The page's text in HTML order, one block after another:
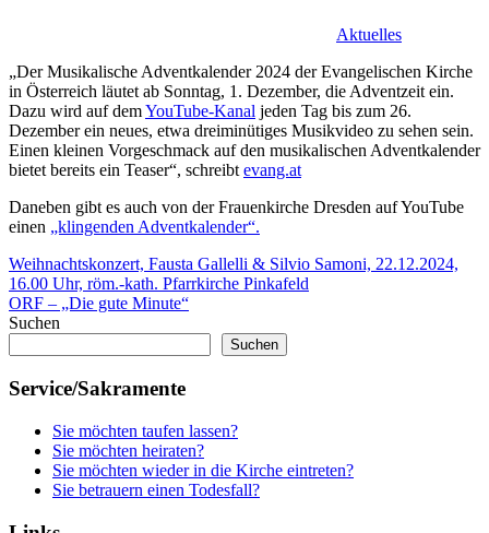
Aktuelles
„Der Musikalische Adventkalender 2024 der Evangelischen Kirche
in Österreich läutet ab Sonntag, 1. Dezember, die Adventzeit ein.
Dazu wird auf demYouTube-Kanal jeden Tag bis zum 26.
Dezember ein neues, etwa dreiminütiges Musikvideo zu sehen sein.
Einen kleinen Vorgeschmack auf den musikalischen Adventkalender
bietet bereits ein Teaser“, schreibtevang.at
Daneben gibt es auch von der Frauenkirche Dresden auf YouTube
einen „klingenden Adventkalender“.
Beitragsnavigation
Vorheriger
Beitrag:
Weihnachtskonzert, Fausta Gallelli & Silvio Samoni, 22.12.2024,
16.00 Uhr, röm.-kath. Pfarrkirche Pinkafeld
Nächster
Beitrag:
ORF – „Die gute Minute“
Suchen
Suchen
Service/Sakramente
Sie möchten taufen lassen?
Sie möchten heiraten?
Sie möchten wieder in die Kirche eintreten?
Sie betrauern einen Todesfall?